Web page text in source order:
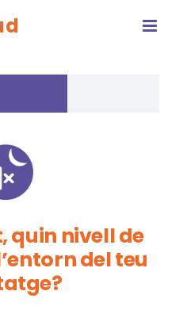
quin nivell de
del teu